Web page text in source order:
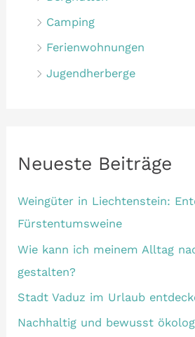
Camping
Ferienwohnungen
Jugendherberge
Neueste Beiträge
Weingüter in Liechtenstein:
Fürstentumsweine
Wie kann ich meinem Alltag
gestalten?
Stadt Vaduz im Urlaub
Nachhaltig und bewusst